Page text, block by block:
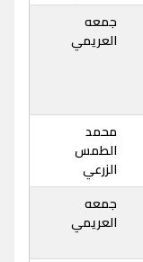
جمعه
العريمي
محمد
الطمس
الزرعي
جمعه
العريمي